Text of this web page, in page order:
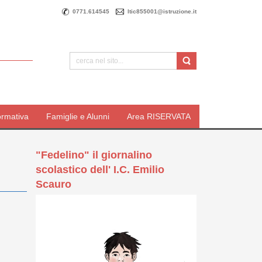
0771.614545 ltic855001@istruzione.it
Famiglie e Alunni Area RISERVATA
"Fedelino" il giornalino
scolastico dell' I.C. Emilio
Scauro